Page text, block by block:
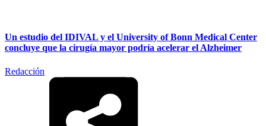
Un estudio del IDIVAL y el University of Bonn Medical Center
concluye que la cirugía mayor podría acelerar el Alzheimer
Redacción